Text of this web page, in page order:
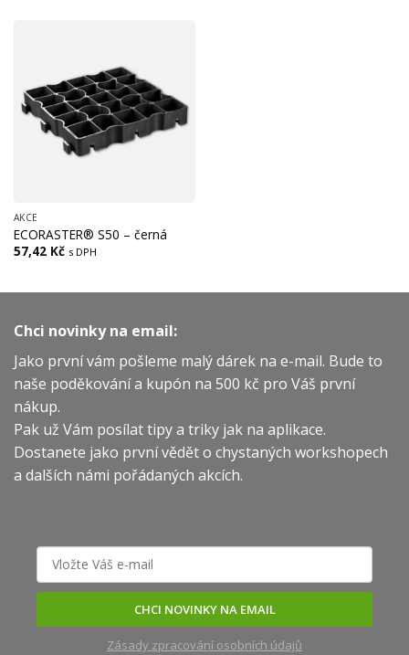
AKCE
ECORASTER® S50 – černá
57,42 Kč s DPH
Chci novinky na email:
Jako první vám pošleme malý dárek na e-mail. Bude to
naše poděkování a kupón na 500 kč pro Váš první
nákup.
Pak už Vám posílat tipy a triky jak na aplikace.
Dostanete jako první vědět o chystaných workshopech
a dalších námi pořádaných akcích.
CHCI NOVINKY NA EMAIL
Zásady zpracování osobních údajů